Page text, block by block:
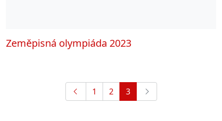
Zeměpisná olympiáda 2023
1 2 3